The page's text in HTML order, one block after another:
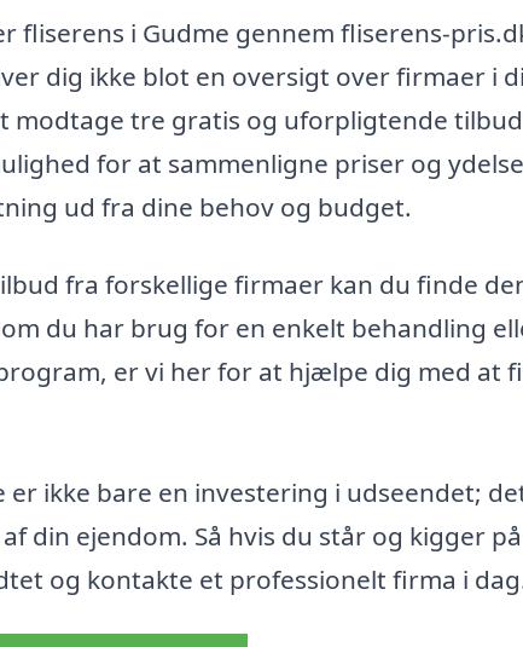
fliserens i Gudme gennem fliserens-
dig ikke blot en oversigt over firmaer i
modtage tre gratis og uforpligtende
for at sammenligne priser og
ud fra dine behov og budget.
fra forskellige firmaer kan du finde
du har brug for en enkelt behandling
er vi her for at hjælpe dig med at
er ikke bare en investering i udseendet;
din ejendom. Så hvis du står og kigger
og kontakte et professionelt firma i